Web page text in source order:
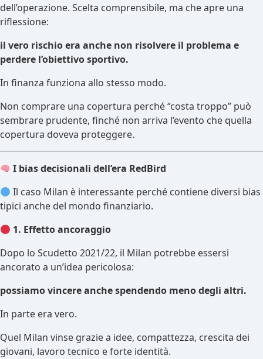
dell’operazione. Scelta comprensibile, ma che apre una
riflessione:
il vero rischio era anche non risolvere il problema e
perdere l’obiettivo sportivo.
In finanza funziona allo stesso modo.
Non comprare una copertura perché “costa troppo” può
sembrare prudente, finché non arriva l’evento che quella
copertura doveva proteggere.
I bias decisionali dell’era RedBird
Il caso Milan è interessante perché contiene diversi bias
tipici anche del mondo finanziario.
1. Effetto ancoraggio
Dopo lo Scudetto 2021/22, il Milan potrebbe essersi
ancorato a un’idea pericolosa:
possiamo vincere anche spendendo meno degli altri.
In parte era vero.
Quel Milan vinse grazie a idee, compattezza, crescita dei
giovani, lavoro tecnico e forte identità.